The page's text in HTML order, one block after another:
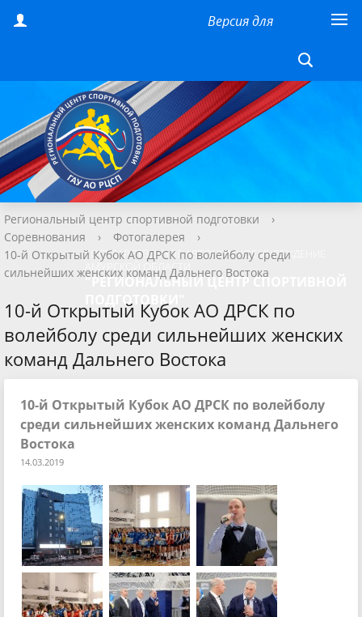
Версия для
ГОСУДАРСТВЕННОЕ АВТОНОМНОЕ УЧРЕЖДЕНИЕ
АМУРСКОЙ ОБЛАСТИ
"РЕГИОНАЛЬНЫЙ ЦЕНТР СПОРТИВНОЙ
ПОДГОТОВКИ"
Региональный центр спортивной подготовки
›
Соревнования
› Фотогалерея
›
10-й Открытый Кубок АО ДРСК по волейболу среди
сильнейших женских команд Дальнего Востока
10-й Открытый Кубок АО ДРСК по
волейболу среди сильнейших женских
команд Дальнего Востока
10-й Открытый Кубок АО ДРСК по волейболу
среди сильнейших женских команд Дальнего
Востока
14.03.2019